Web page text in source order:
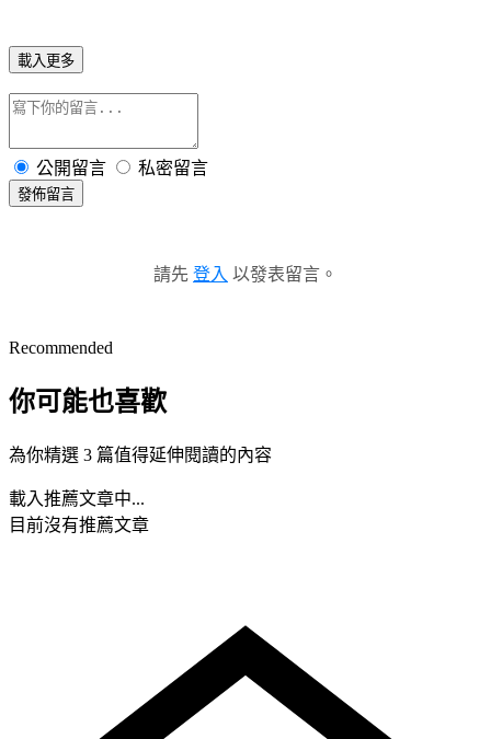
載入更多
公開留言 私密留言
發佈留言
請先 登入 以發表留言。
Recommended
你可能也喜歡
為你精選 3 篇值得延伸閱讀的內容
載入推薦文章中...
目前沒有推薦文章